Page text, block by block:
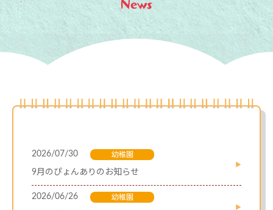
2026/07/30 幼稚園
9月のぴょんありのお知らせ
2026/06/26 幼稚園